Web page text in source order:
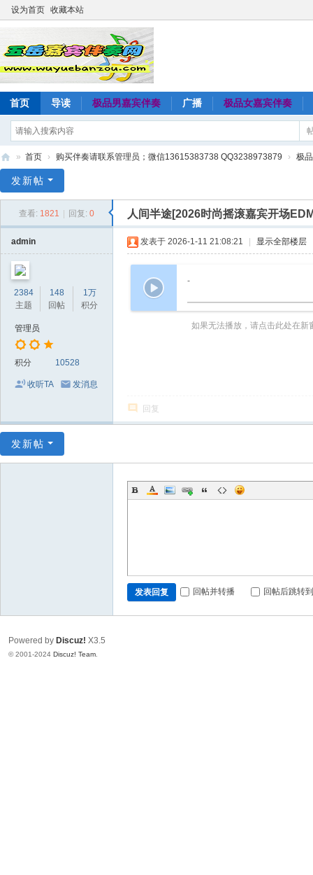
设为首页 收藏本站
首页 导读 极品男嘉宾伴奏 广播 极品女嘉宾伴奏
岳
伴
下
» 首页 › 购买伴奏请联系管理员；微信13615383738 QQ3238973879 › 极
发新帖
查看: 1821 回复: 0 人间半途[2026时尚摇滚嘉宾开场
admin
2384
主题
148
回帖
1万
积分
管理员
积分 10528
收听TA 发消息
发表于 2026-1-11 21:08:21 显示全部楼层
-
如果无法播放，请点击此处在新
回复
发新帖
发表回复 回帖并转播 回帖后跳转
Powered by Discuz! X3.5
© 2001-2024 Discuz! Team